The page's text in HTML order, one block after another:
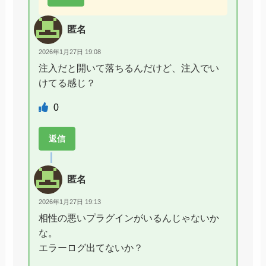
匿名
2026年1月27日 19:08
注入だと開いて落ちるんだけど、注入でい
けてる感じ？
0
返信
匿名
2026年1月27日 19:13
相性の悪いプラグインがいるんじゃないか
な。
エラーログ出てないか？